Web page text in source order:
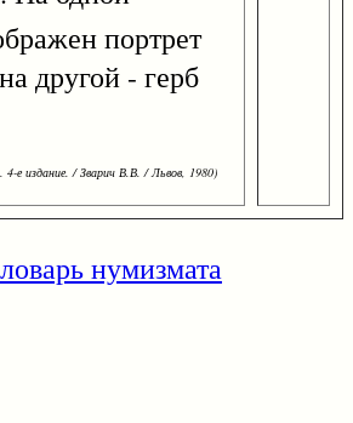
портрет
другой - герб
4-е издание. / Зварич В.В. / Львов, 1980)
нумизмата